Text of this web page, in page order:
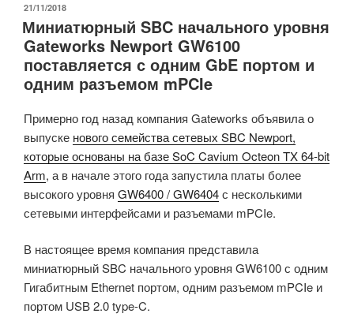
TX2
CN9130,
CN9131
и
предназначены
для
базовых
станций
5G,
пограничной
приложений
хранения
данных»
ОПУБЛИКОВАНО
21/11/2018
Миниатюрный SBC начального уровня
Gateworks Newport GW6100
поставляется с одним GbE портом и
одним разъемом mPCIe
Примерно год назад компания Gateworks объявила о
выпуске нового семейства сетевых SBC Newport,
которые основаны на базе SoC Cavium Octeon TX 64-bit
Arm, а в начале этого года запустила платы более
высокого уровня GW6400 / GW6404с несколькими
сетевыми интерфейсами и разъемами mPCIe.
В настоящее время компания представила
миниатюрный SBC начального уровня GW6100 с одним
Гигабитным Ethernet портом, одним разъемом mPCIe и
портом USB 2.0 type-C.